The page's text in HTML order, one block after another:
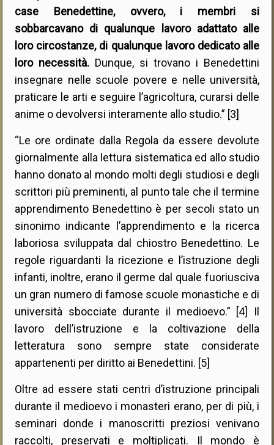
case Benedettine, ovvero, i membri si
sobbarcavano di qualunque lavoro adattato alle
loro circostanze, di qualunque lavoro dedicato alle
loro necessità. Dunque, si trovano i Benedettini
insegnare nelle scuole povere e nelle università,
praticare le arti e seguire l’agricoltura, curarsi delle
anime o devolversi interamente allo studio.” [3]
“Le ore ordinate dalla Regola da essere devolute
giornalmente alla lettura sistematica ed allo studio
hanno donato al mondo molti degli studiosi e degli
scrittori più preminenti, al punto tale che il termine
apprendimento Benedettino è per secoli stato un
sinonimo indicante l’apprendimento e la ricerca
laboriosa sviluppata dal chiostro Benedettino. Le
regole riguardanti la ricezione e l’istruzione degli
infanti, inoltre, erano il germe dal quale fuoriusciva
un gran numero di famose scuole monastiche e di
università sbocciate durante il medioevo.” [4] Il
lavoro dell’istruzione e la coltivazione della
letteratura sono sempre state considerate
appartenenti per diritto ai Benedettini. [5]
Oltre ad essere stati centri d’istruzione principali
durante il medioevo i monasteri erano, per di più, i
seminari donde i manoscritti preziosi venivano
raccolti, preservati e moltiplicati. Il mondo è